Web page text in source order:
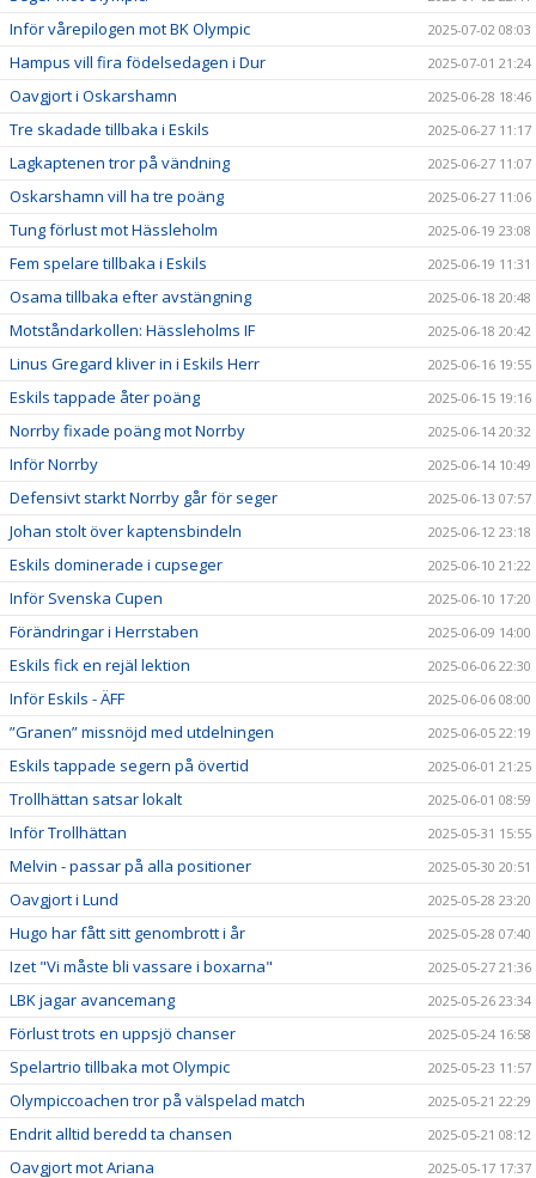
Inför vårepilogen mot BK Olympic 2025-07-02 08:03
Hampus vill fira födelsedagen i Dur 2025-07-01 21:24
Oavgjort i Oskarshamn 2025-06-28 18:46
Tre skadade tillbaka i Eskils 2025-06-27 11:17
Lagkaptenen tror på vändning 2025-06-27 11:07
Oskarshamn vill ha tre poäng 2025-06-27 11:06
Tung förlust mot Hässleholm 2025-06-19 23:08
Fem spelare tillbaka i Eskils 2025-06-19 11:31
Osama tillbaka efter avstängning 2025-06-18 20:48
Motståndarkollen: Hässleholms IF 2025-06-18 20:42
Linus Gregard kliver in i Eskils Herr 2025-06-16 19:55
Eskils tappade åter poäng 2025-06-15 19:16
Norrby fixade poäng mot Norrby 2025-06-14 20:32
Inför Norrby 2025-06-14 10:49
Defensivt starkt Norrby går för seger 2025-06-13 07:57
Johan stolt över kaptensbindeln 2025-06-12 23:18
Eskils dominerade i cupseger 2025-06-10 21:22
Inför Svenska Cupen 2025-06-10 17:20
Förändringar i Herrstaben 2025-06-09 14:00
Eskils fick en rejäl lektion 2025-06-06 22:30
Inför Eskils - ÄFF 2025-06-06 08:00
”Granen” missnöjd med utdelningen 2025-06-05 22:19
Eskils tappade segern på övertid 2025-06-01 21:25
Trollhättan satsar lokalt 2025-06-01 08:59
Inför Trollhättan 2025-05-31 15:55
Melvin - passar på alla positioner 2025-05-30 20:51
Oavgjort i Lund 2025-05-28 23:20
Hugo har fått sitt genombrott i år 2025-05-28 07:40
Izet "Vi måste bli vassare i boxarna" 2025-05-27 21:36
LBK jagar avancemang 2025-05-26 23:34
Förlust trots en uppsjö chanser 2025-05-24 16:58
Spelartrio tillbaka mot Olympic 2025-05-23 11:57
Olympiccoachen tror på välspelad match 2025-05-21 22:29
Endrit alltid beredd ta chansen 2025-05-21 08:12
Oavgjort mot Ariana 2025-05-17 17:37